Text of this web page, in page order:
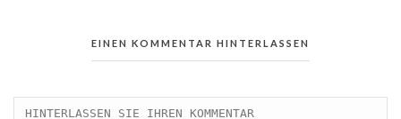
EINEN KOMMENTAR HINTERLASSEN